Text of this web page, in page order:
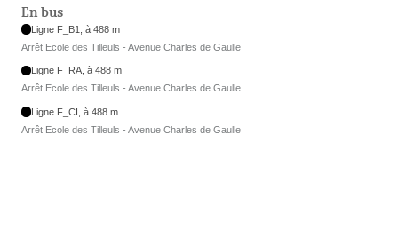
En bus
Ligne F_B1, à 488 m
Arrêt Ecole des Tilleuls - Avenue Charles de Gaulle
Ligne F_RA, à 488 m
Arrêt Ecole des Tilleuls - Avenue Charles de Gaulle
Ligne F_CI, à 488 m
Arrêt Ecole des Tilleuls - Avenue Charles de Gaulle